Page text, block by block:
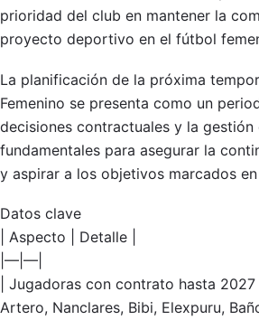
prioridad del club en mantener la
proyecto deportivo en el fútbol
La planificación de la próxima
Femenino se presenta como un
decisiones contractuales y la
fundamentales para asegurar la
y aspirar a los objetivos marcados en
Datos clave
| Aspecto | Detalle |
|—|—|
| Jugadoras con contrato hasta
Artero, Nanclares, Bibi, Elexpuru,